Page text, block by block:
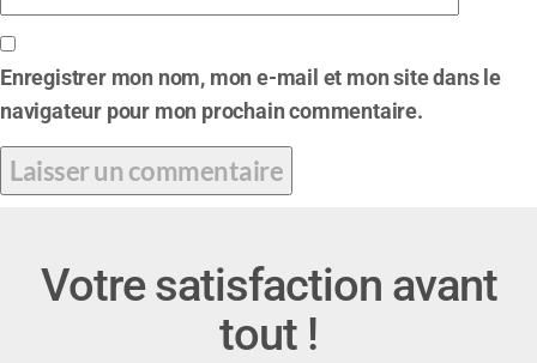
Enregistrer mon nom, mon e-mail et mon site dans le
navigateur pour mon prochain commentaire.
Votre satisfaction avant
tout !